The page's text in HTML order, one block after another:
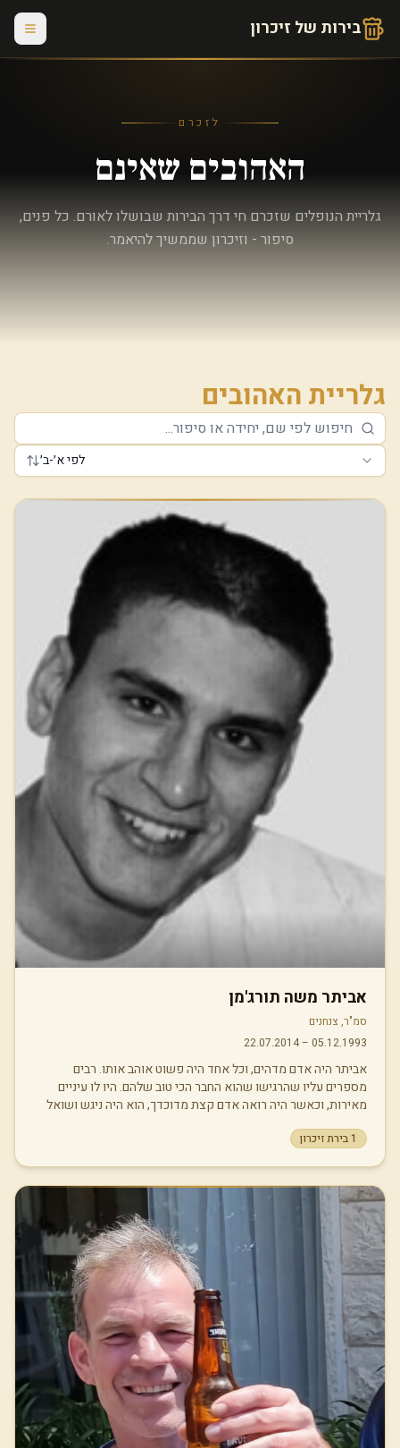
בירות של זיכרון
לזכרם
האהובים שאינם
גלריית הנופלים שזכרם חי דרך הבירות שבושלו לאורם. כל פנים,
סיפור - וזיכרון שממשיך להיאמר.
גלריית האהובים
לפי א׳-ב׳
אביתר משה תורג'מן
סמ"ר, צנחנים
05.12.1993
–
22.07.2014
אביתר היה אדם מדהים, וכל אחד היה פשוט אוהב אותו. רבים
מספרים עליו שהרגישו שהוא החבר הכי טוב שלהם. היו לו עיניים
מאירות, וכאשר היה רואה אדם קצת מדוכדך, הוא היה ניגש ושואל
דעתן ולא התפשר על האמת שלו, ולפעמים הדיון היה מתלהט. אך
תכונות.
1בירת זיכרון